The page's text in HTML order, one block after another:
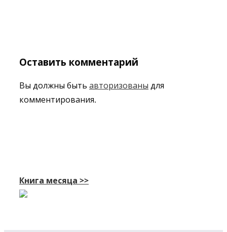
Оставить комментарий
Вы должны быть авторизованы для
комментирования.
Книга месяца >>